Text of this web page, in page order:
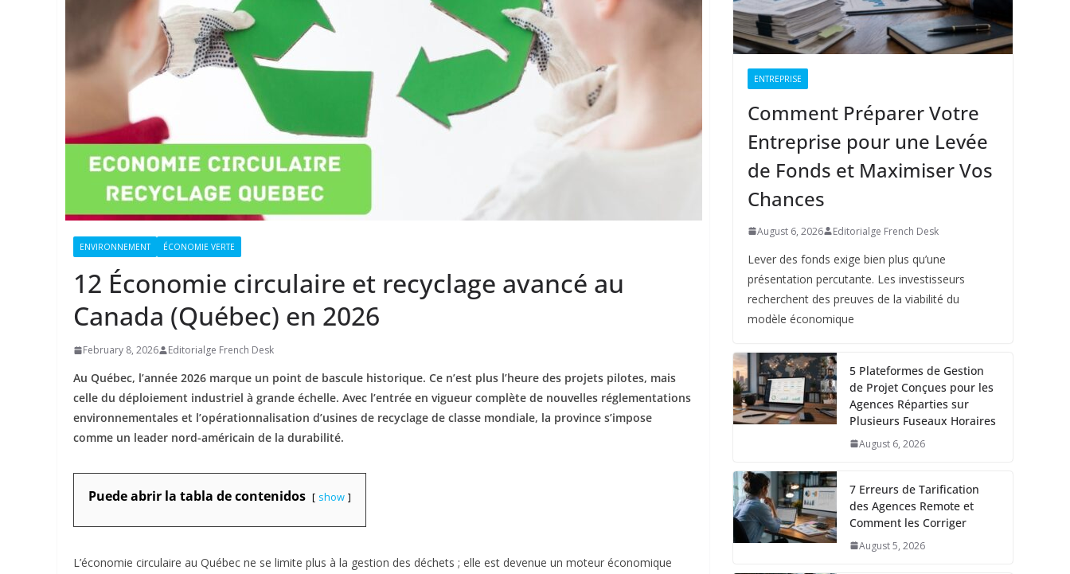
ENVIRONNEMENT ÉCONOMIE VERTE
12 Économie circulaire et recyclage avancé au
Canada (Québec) en 2026
February 8, 2026 Editorialge French Desk
Au Québec, l’année 2026 marque un point de bascule historique. Ce n’est plus l’heure des projets pilotes, mais
celle du déploiement industriel à grande échelle. Avec l’entrée en vigueur complète de nouvelles réglementations
environnementales et l’opérationnalisation d’usines de recyclage de classe mondiale, la province s’impose
comme un leader nord-américain de la durabilité.
Puede abrir la tabla de contenidos show
L’économie circulaire au Québec ne se limite plus à la gestion des déchets ; elle est devenue un moteur économique
ENTREPRISE
Comment Préparer Votre
Entreprise pour une Levée
de Fonds et Maximiser Vos
Chances
August 6, 2026 Editorialge French Desk
Lever des fonds exige bien plus qu’une
présentation percutante. Les investisseurs
recherchent des preuves de la viabilité du
modèle économique
5 Plateformes de Gestion
de Projet Conçues pour les
Agences Réparties sur
Plusieurs Fuseaux Horaires
August 6, 2026
7 Erreurs de Tarification
des Agences Remote et
Comment les Corriger
August 5, 2026